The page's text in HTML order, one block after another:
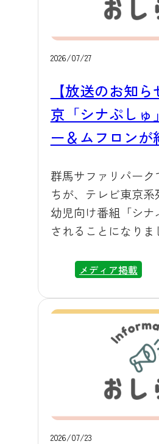
州富岡駅⇔群馬サ
バスは上州富岡駅
行するため、途中区
車はできません。
がございますので
便をお待ちいただ
す。（29人乗りバス
ジにてご案内いたし
かけ前にはぜひご確
迎バスのイメージ ▶ 上州富岡駅⇔群
馬サファリ 送迎バ
えのお客様も、ぜひ
ライオンやキリン
ーなど約100種・
との出会いが皆様を
ます。スタッフ一同
しを心よりお待ち申
発着 無料送迎バス
て 入場ゲート
リンはスズマル（1
なります。
2026/07/27
【放送のお知
京「シナぷしゅ
ー＆ムフロンが
群馬サファリパーク
ちが、テレビ東京
幼児向け番組「シ
されることになり
2026年7月29日（水
月31日（金）「ム
介いただけます。 番組名：シナぷし
ゅ（テレビ東京系列
時間：毎週月曜～
歳のお子様を主な対
組で、可愛らしい
通じて、小さなお子
メディア掲載
2026/07/23